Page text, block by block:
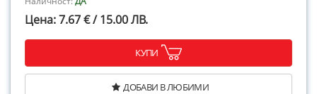
Цена: 7.67 € / 15.00 ЛВ.
КУПИ
ДОБАВИ В ЛЮБИМИ